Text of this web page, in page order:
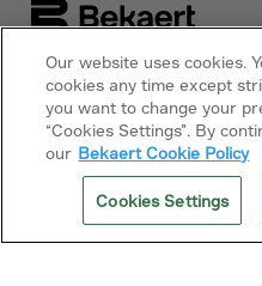
Mauritius
Mayotte
Melilla
Mexico
Micronesia
Minor Outl.Ins.
Moldavia
Síguenos en
Avisos
Política de cookies
Our website uses cookies.
cookies any time except
you want to change your
“Cookies Settings”. By
our Bekaert Cookie Policy
Cookies Settings